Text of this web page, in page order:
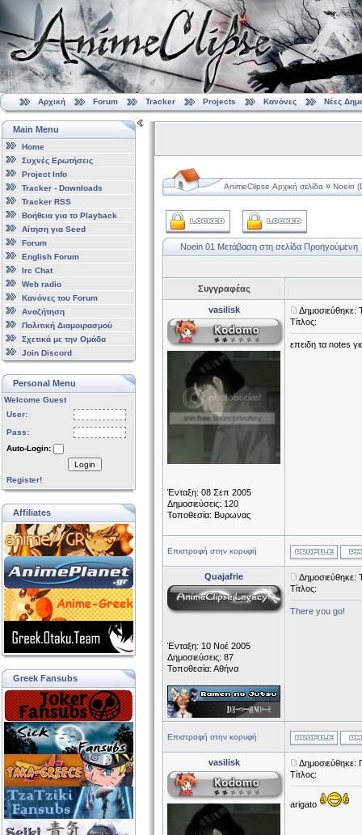
Αρχική Forum Tracker Projects Κανόνες Νέες
Main Menu
Home
Συχνές Ερωτήσεις
Project Info
Tracker - Downloads
Tracker RSS
Βοήθεια για το Playback
Αίτηση για Seed
Forum
English Forum
Irc Chat
Web radio
Κανόνες του Forum
Αναζήτηση
Πολιτική Διαμοιρασμού
Σχετικά με την Ομάδα
Join Discord
Personal Menu
Welcome Guest
User:
Pass:
Auto-Login:
Login
Register!
Affiliates
Greek Fansubs
AnimeClipse Αρχική σελίδα » Noein
Noein 01 Μετάβαση στη σελίδα Προηγούμενη
Συγγραφέας
vasilisk
Ένταξη: 08 Σεπ 2005
Δημοσιεύσεις: 120
Τοποθεσία: Βυρωνας
Δημοσιεύθηκε:
Τίτλος:
επειδη τα notes
Επιστροφή στην κορυφή
Quajafrie
Ένταξη: 10 Νοέ 2005
Δημοσιεύσεις: 87
Τοποθεσία: Αθήνα
Δημοσιεύθηκε:
Τίτλος:
There you go!
Επιστροφή στην κορυφή
vasilisk
Δημοσιεύθηκε:
Τίτλος:
arigato